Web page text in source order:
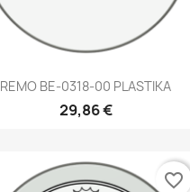
Brzi pregled
REMO BE-0318-00 PLASTIKA
29,86 €
favorite_border